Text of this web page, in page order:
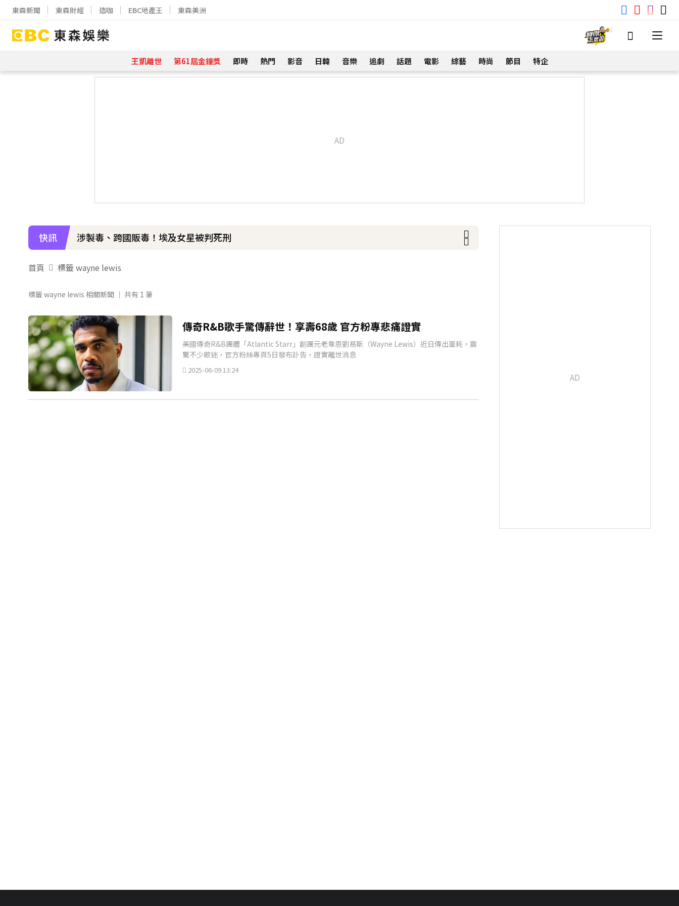
東森新聞 東森財經 造咖 EBC地產王 東森美洲
王凱離世 第61屆金鐘獎 即時 熱門 影音 日韓 音樂 追劇 話題 電影 綜藝 時尚 節目 特企
快訊
涉製毒、跨國販毒！埃及女星被判死刑
美國抗癌網紅拒安寧！家屬證實死訊 得年26歲
首頁 標籤 wayne lewis
標籤 wayne lewis 相關新聞 │ 共有 1 筆
傳奇R&B歌手驚傳辭世！享壽68歲 官方粉專悲痛證實
美國傳奇R&B團體「Atlantic Starr」創團元老韋恩劉易斯（Wayne Lewis）近日傳出噩耗，震
驚不少歌迷，官方粉絲專頁5日發布訃告，證實離世消息
2025-06-09 13:24